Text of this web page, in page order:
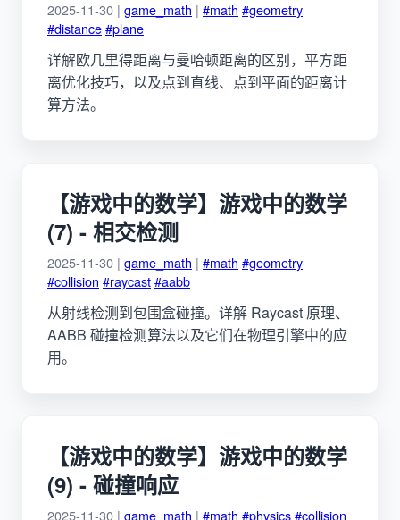
2025-11-30 | game_math | #math #geometry
#distance#plane
详解欧几里得距离与曼哈顿距离的区别，平方距
离优化技巧，以及点到直线、点到平面的距离计
算方法。
【游戏中的数学】游戏中的数学
(7) - 相交检测
2025-11-30 | game_math | #math #geometry
#collision #raycast#aabb
从射线检测到包围盒碰撞。详解 Raycast 原理、
AABB 碰撞检测算法以及它们在物理引擎中的应
用。
【游戏中的数学】游戏中的数学
(9) - 碰撞响应
2025-11-30 | game_math | #math #physics#collision